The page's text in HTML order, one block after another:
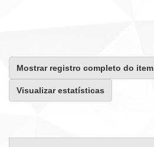
Mostrar registro completo do item
Visualizar estatísticas